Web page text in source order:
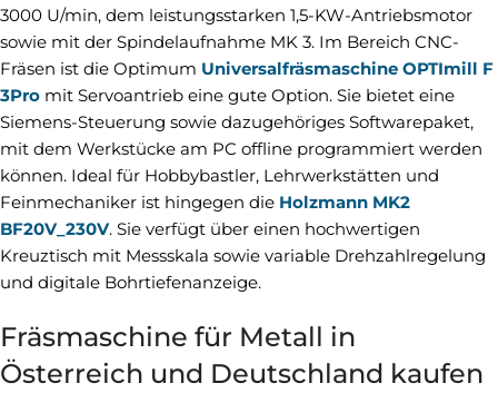
3000 U/min, dem leistungsstarken 1,5-KW-Antriebsmotor
sowie mit der Spindelaufnahme MK 3. Im Bereich CNC-
Fräsen ist die Optimum Universalfräsmaschine OPTImill F
3Pro mit Servoantrieb eine gute Option. Sie bietet eine
Siemens-Steuerung sowie dazugehöriges Softwarepaket,
mit dem Werkstücke am PC offline programmiert werden
können. Ideal für Hobbybastler, Lehrwerkstätten und
Feinmechaniker ist hingegen die Holzmann MK2
BF20V_230V. Sie verfügt über einen hochwertigen
Kreuztisch mit Messskala sowie variable Drehzahlregelung
und digitale Bohrtiefenanzeige.
Fräsmaschine für Metall in
Österreich und Deutschland kaufen